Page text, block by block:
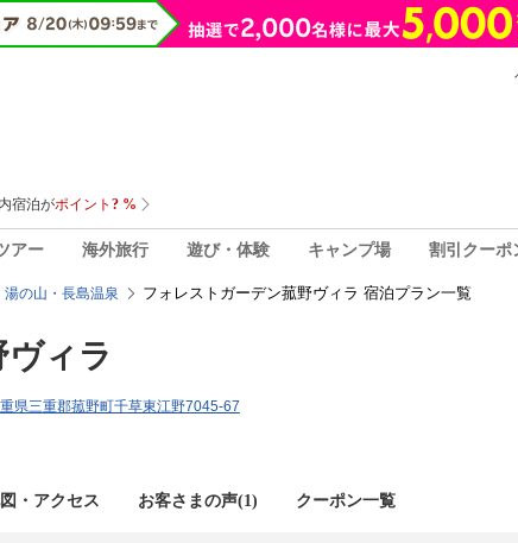
アー 海外旅行 遊び・体験 キャンプ場 割引クーポ
湯の山・長島温泉 フォレストガーデン菰野ヴィラ 宿泊プラン一覧
ィラ
県三重郡菰野町千草東江野7045-67
・アクセス お客さまの声(1) クーポン一覧